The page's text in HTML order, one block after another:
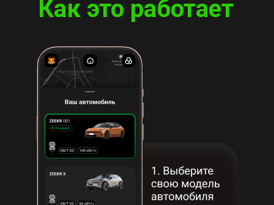
Как это работает